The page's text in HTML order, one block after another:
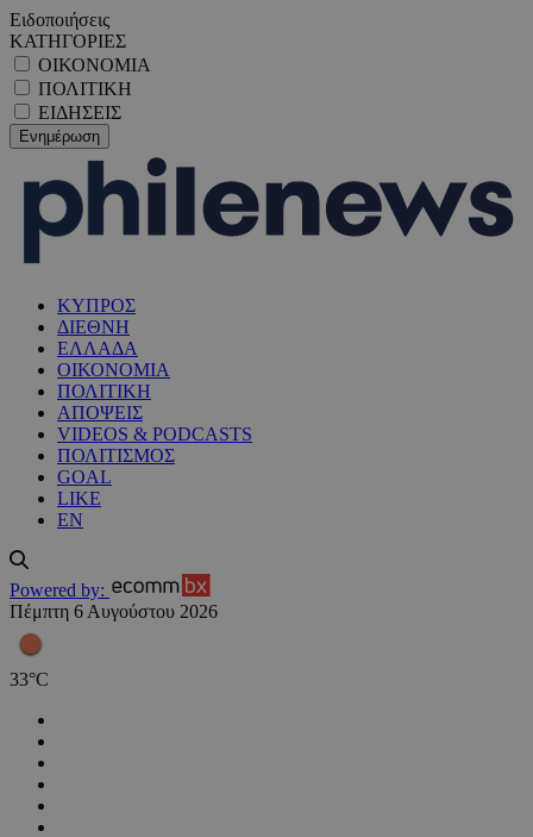
Ειδοποιήσεις
ΚΑΤΗΓΟΡΙΕΣ
ΟΙΚΟΝΟΜΙΑ
ΠΟΛΙΤΙΚΗ
ΕΙΔΗΣΕΙΣ
ΚΥΠΡΟΣ
ΔΙΕΘΝΗ
ΕΛΛΑΔΑ
ΟΙΚΟΝΟΜΙΑ
ΠΟΛΙΤΙΚΗ
ΑΠΟΨΕΙΣ
VIDEOS & PODCASTS
ΠΟΛΙΤΙΣΜΟΣ
GOAL
LIKE
EN
Powered by:
Πέμπτη 6 Αυγούστου 2026
33°C